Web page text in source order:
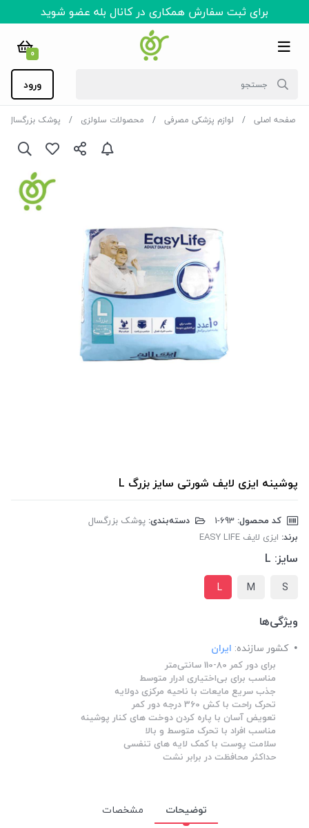
برای ثبت سفارش همکاری در کانال بله عضو شوید
0
ورود
صفحه اصلی لوازم پزشکی مصرفی محصولات سلولزی پوشک بزرگسال
پوشینه ایزی لایف شورتی سایز بزرگ L
کد محصول: دسته‌بندی: پوشک بزرگسال
برند: ایزی لایف EASY LIFE
سایز: L
S
M
L
ویژگی‌ها
کشور سازنده: ایران
برای دور کمر 80-110 سانتی‌متر
مناسب برای بی‌اختیاری ادرار متوسط
جذب سریع مایعات با ناحیه مرکزی دولایه
تحرک راحت با کش 360 درجه دور کمر
تعویض آسان با پاره کردن دوخت های کنار پوشینه
مناسب افراد با تحرک متوسط و بالا
سلامت پوست با کمک لایه های تنفسی
حداکثر محافظت در برابر نشت
توضیحات
مشخصات